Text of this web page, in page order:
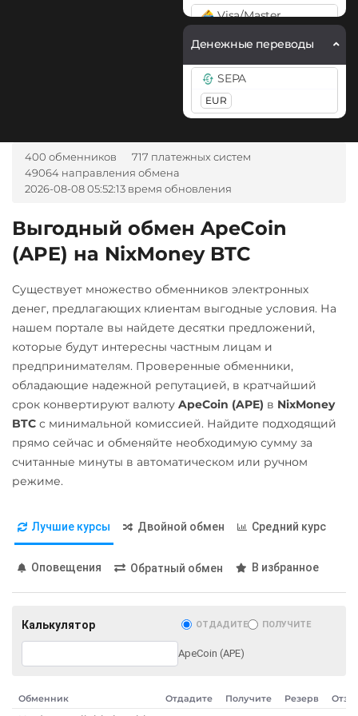
Litecoin (LTC)
Optimism (OP)
PancakeSwap (CAKE)
Pepe
Pol (ex-MATIC)
Ravencoin (RVN)
Ripple (XRP)
Shib
Solana (SOL)
Starknet (STRK)
Stellar (XLM)
Terra Classic (LUNC)
Tether (USDT)
Tornado Cash (TORN)
Tron (TRX)
Visa/Master
MDL
KGS
TJS
Авангард RUB
RUB
ВТБ Банк RUB
Газпромбанк RUB
Евразийский Банк KZT
Карта UZCARD UZS
Карта МИР RUB
Любой банк
UAH
Открытие RUB
Ощадбанк UAH
Почта Банк RUB
Райффайзен
Денежные переводы
SEPA
EUR
400 обменников
717 платежных систем
49064 направления обмена
2026-08-08 05:52:13 время обновления
Выгодный обмен ApeCoin
(APE) на NixMoney BTC
Существует множество обменников электронных
денег, предлагающих клиентам выгодные условия. На
нашем портале вы найдете десятки предложений,
которые будут интересны частным лицам и
предпринимателям. Проверенные обменники,
обладающие надежной репутацией, в кратчайший
срок конвертируют валюту ApeCoin (APE) в NixMoney
BTC с минимальной комиссией. Найдите подходящий
прямо сейчас и обменяйте необходимую сумму за
считанные минуты в автоматическом или ручном
режиме.
Лучшие курсы Двойной обмен Средний курс
Оповещения Обратный обмен В избранное
Калькулятор ОТДАДИТЕ ПОЛУЧИТЕ
ApeCoin (APE)
Обменник Отдадите Получите Резерв